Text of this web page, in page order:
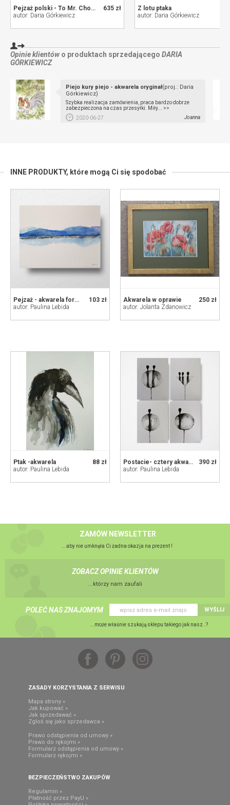
635 zł
Pejzaż polski - To Mr. Chopin II
autor: Daria Górkiewicz
Z lotu ptaka
autor: Daria Górkiewicz
Opinie klientów o produktach sprzedającego DARIA
GÓRKIEWICZ
Piejo kury piejo - akwarela oryginał(proj.: Daria
Górkiewicz)
Szybka realizacja zamówienia, praca bardzo dobrze
zabezpieczona na czas przesyłki. Miły... >>
2020-06-27
Joanna
INNE PRODUKTY, które mogą Ci się spodobać
103 zł
Pejzaż - akwarela formatu 24/32 cm
autor: Paulina Lebida
250 zł
Akwarela w oprawie
autor: Jolanta Zdanowicz
88 zł
Ptak -akwarela
autor: Paulina Lebida
390 zł
Postacie- cztery akwarele formatu 32/24 cm
autor: Paulina Lebida
ZAMÓW NEWSLETTER
...aby nie umknęła Ci żadna okazja na prezent !
ZOBACZ OPINIE KLIENTÓW
...którzy nam zaufali
POLEĆ NAS ZNAJOMYM WYŚLIJ
...może właśnie szukają sklepu takiego jak nasz..?
ZASADY KORZYSTANIA Z SERWISU
Mapa strony »
Jak kupować »
Jak sprzedawać »
Zgłoś się jako sprzedawca »
Prawo odstąpienia od umowy »
Prawo do rękojmi »
Formularz odstąpienia od umowy »
Formularz rękojmi »
BEZPIECZEŃSTWO ZAKUPÓW
Regulamin »
Płatność przez PayU »